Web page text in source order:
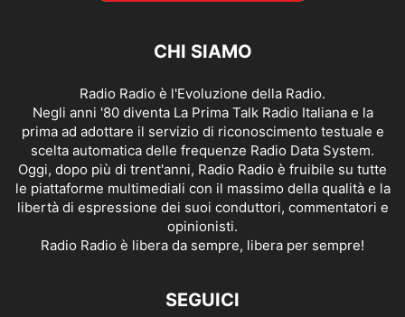
CHI SIAMO
Radio Radio è l'Evoluzione della Radio.
Negli anni '80 diventa La Prima Talk Radio Italiana e la
prima ad adottare il servizio di riconoscimento testuale e
scelta automatica delle frequenze Radio Data System.
Oggi, dopo più di trent'anni, Radio Radio è fruibile su tutte
le piattaforme multimediali con il massimo della qualità e la
libertà di espressione dei suoi conduttori, commentatori e
opinionisti.
Radio Radio è libera da sempre, libera per sempre!
SEGUICI